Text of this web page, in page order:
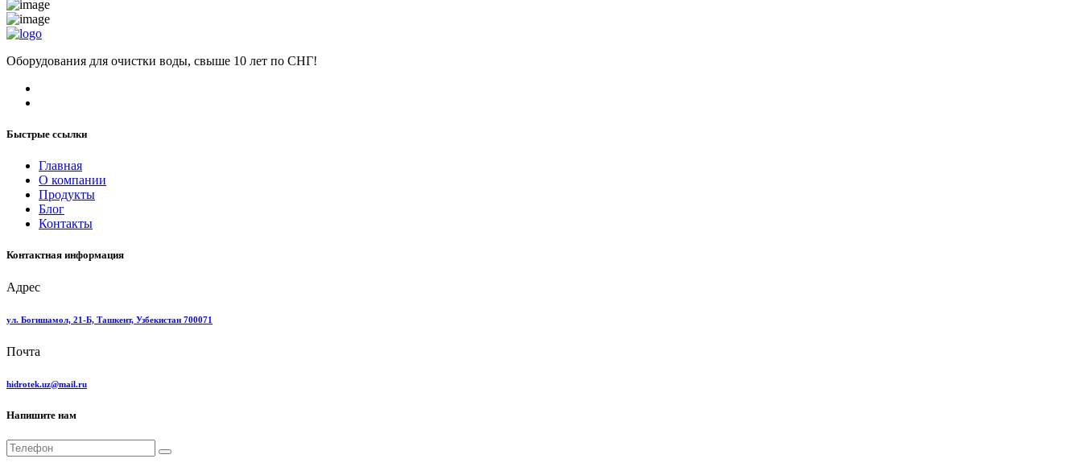
Оборудования для очистки воды, свыше 10 лет по СНГ!
Быстрые ссылки
Главная
О компании
Продукты
Блог
Контакты
Контактная информация
Адрес
ул. Богишамол, 21-Б, Ташкент, Узбекистан 700071
Почта
hidrotek.uz@mail.ru
Напишите нам